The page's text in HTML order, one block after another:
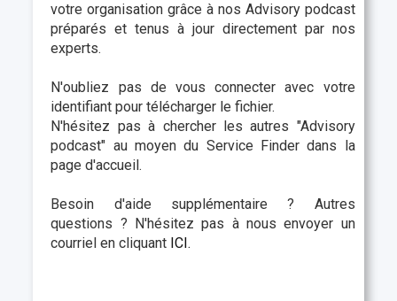
votre organisation grâce à nos Advisory podcast
préparés et tenus à jour directement par nos
experts.
N'oubliez pas de vous connecter avec votre
identifiant pour télécharger le fichier.
N'hésitez pas à chercher les autres "Advisory
podcast" au moyen du Service Finder dans la
page d'accueil.
Besoin d'aide supplémentaire ? Autres
questions ? N'hésitez pas à nous envoyer un
courriel en cliquant ICI.